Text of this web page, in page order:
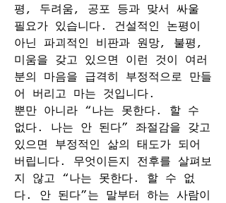
평, 두려움, 공포 등과 맞서 싸울
필요가 있습니다. 건설적인 논평이
아닌 파괴적인 비판과 원망, 불평,
미움을 갖고 있으면 이런 것이 여러
분의 마음을 급격히 부정적으로 만들
어 버리고 마는 것입니다.
뿐만 아니라 “나는 못한다. 할 수
없다. 나는 안 된다” 좌절감을 갖고
있으면 부정적인 삶의 태도가 되어
버립니다. 무엇이든지 전후를 살펴보
지 않고 “나는 못한다. 할 수 없
다. 안 된다”는 말부터 하는 사람이